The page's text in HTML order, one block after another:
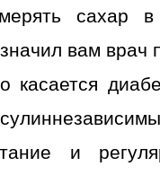
сахар
вам врач
касается
и